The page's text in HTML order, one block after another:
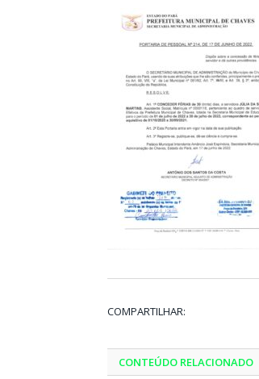
COMPARTILHAR:
CONTEÚDO RELACIONADO